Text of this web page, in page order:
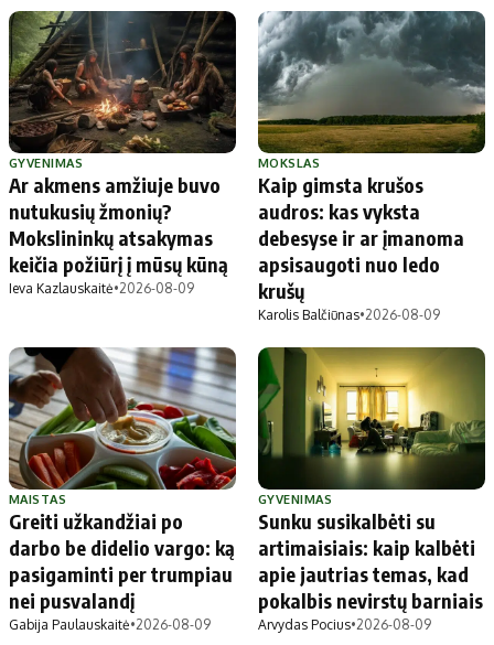
GYVENIMAS
Ar akmens amžiuje buvo
nutukusių žmonių?
Mokslininkų atsakymas
keičia požiūrį į mūsų kūną
Ieva Kazlauskaitė•2026-08-09
MOKSLAS
Kaip gimsta krušos
audros: kas vyksta
debesyse ir ar įmanoma
apsisaugoti nuo ledo
krušų
Karolis Balčiūnas•2026-08-09
MAISTAS
Greiti užkandžiai po
darbo be didelio vargo: ką
pasigaminti per trumpiau
nei pusvalandį
Gabija Paulauskaitė•2026-08-09
GYVENIMAS
Sunku susikalbėti su
artimaisiais: kaip kalbėti
apie jautrias temas, kad
pokalbis nevirstų barniais
Arvydas Pocius•2026-08-09